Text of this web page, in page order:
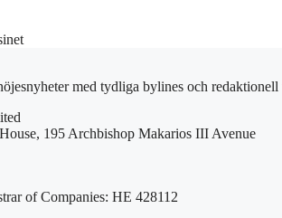
med tydliga bylines och redaktionell
195 Archbishop Makarios III Avenue
of Companies: HE 428112